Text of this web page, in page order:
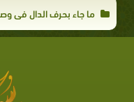
ما جاء بحرف الدال في